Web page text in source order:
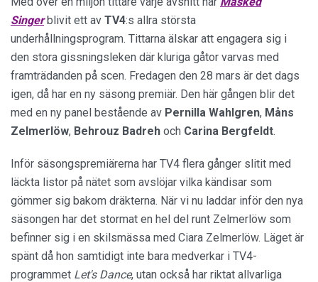
Singerblivit ett av TV4:s allra största
underhållningsprogram. Tittarna älskar att engagera sig i
den stora gissningsleken där kluriga gåtor varvas med
framträdanden på scen. Fredagen den 28 mars är det dags
igen, då har en ny säsong premiär. Den här gången blir det
med en ny panel bestående av Pernilla Wahlgren, Måns
Zelmerlöw, Behrouz Badreh och Carina Bergfeldt.
Inför säsongspremiärerna har TV4 flera gånger slitit med
läckta listor på nätet som avslöjar vilka kändisar som
gömmer sig bakom dräkterna. När vi nu laddar inför den nya
säsongen har det stormat en hel del runt Zelmerlöw som
befinner sig i en skilsmässa med Ciara Zelmerlöw. Läget är
spänt då hon samtidigt inte bara medverkar i TV4-
programmet Let's Dance, utan också har riktat allvarliga